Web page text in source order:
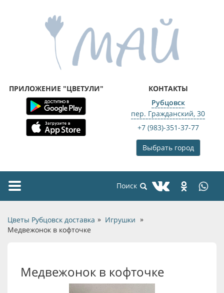
ПРИЛОЖЕНИЕ "ЦВЕТУЛИ"
КОНТАКТЫ
Рубцовск
пер. Гражданский, 30
+7 (983)-351-37-77
Выбрать город
Toggle
Цветы Рубцовск доставка
Игрушки
Медвежонок в кофточке
Медвежонок в кофточке